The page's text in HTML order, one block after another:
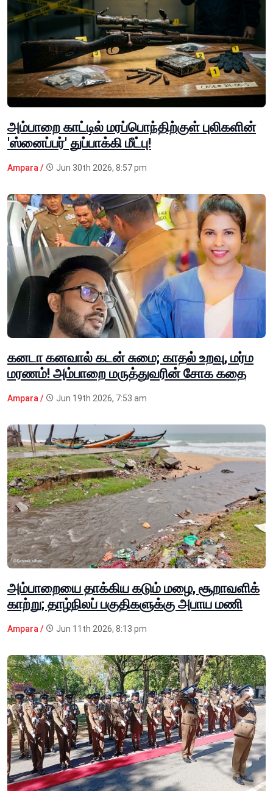
அம்பாறை காட்டில் மரப்பொந்திற்குள் புலிகளின்
'ஸ்னைப்பர்' துப்பாக்கி மீட்பு!
Ampara / Jun 30th 2026, 8:57 pm
கனடா கனவால் கடன் சுமை; காதல் உறவு, மர்ம
மரணம்! அம்பாறை மருத்துவரின் சோக கதை
Ampara / Jun 19th 2026, 7:53 am
அம்பாறையை தாக்கிய கடும் மழை, சூறாவளிக்
காற்று; தாழ்நிலப் பகுதிகளுக்கு அபாய மணி
Ampara / Jun 11th 2026, 8:13 pm